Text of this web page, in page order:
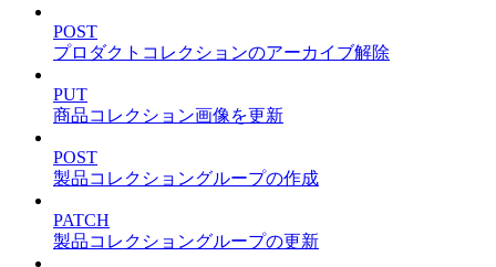
POST
プロダクトコレクションのアーカイブ解除
PUT
商品コレクション画像を更新
POST
製品コレクショングループの作成
PATCH
製品コレクショングループの更新